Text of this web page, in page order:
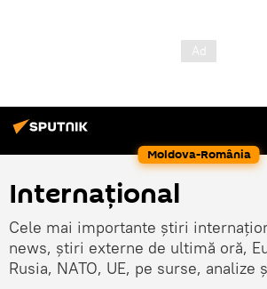
Moldova-România
Internaţional
Cele mai importante știri
news, știri externe de ultimă oră,
Rusia, NATO, UE, pe surse, analize